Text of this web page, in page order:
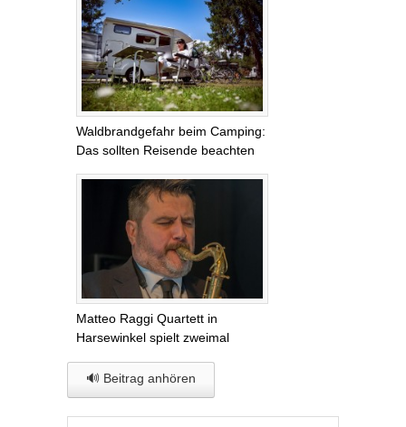
Waldbrandgefahr beim Camping:
Das sollten Reisende beachten
Matteo Raggi Quartett in
Harsewinkel spielt zweimal
🔊 Beitrag anhören